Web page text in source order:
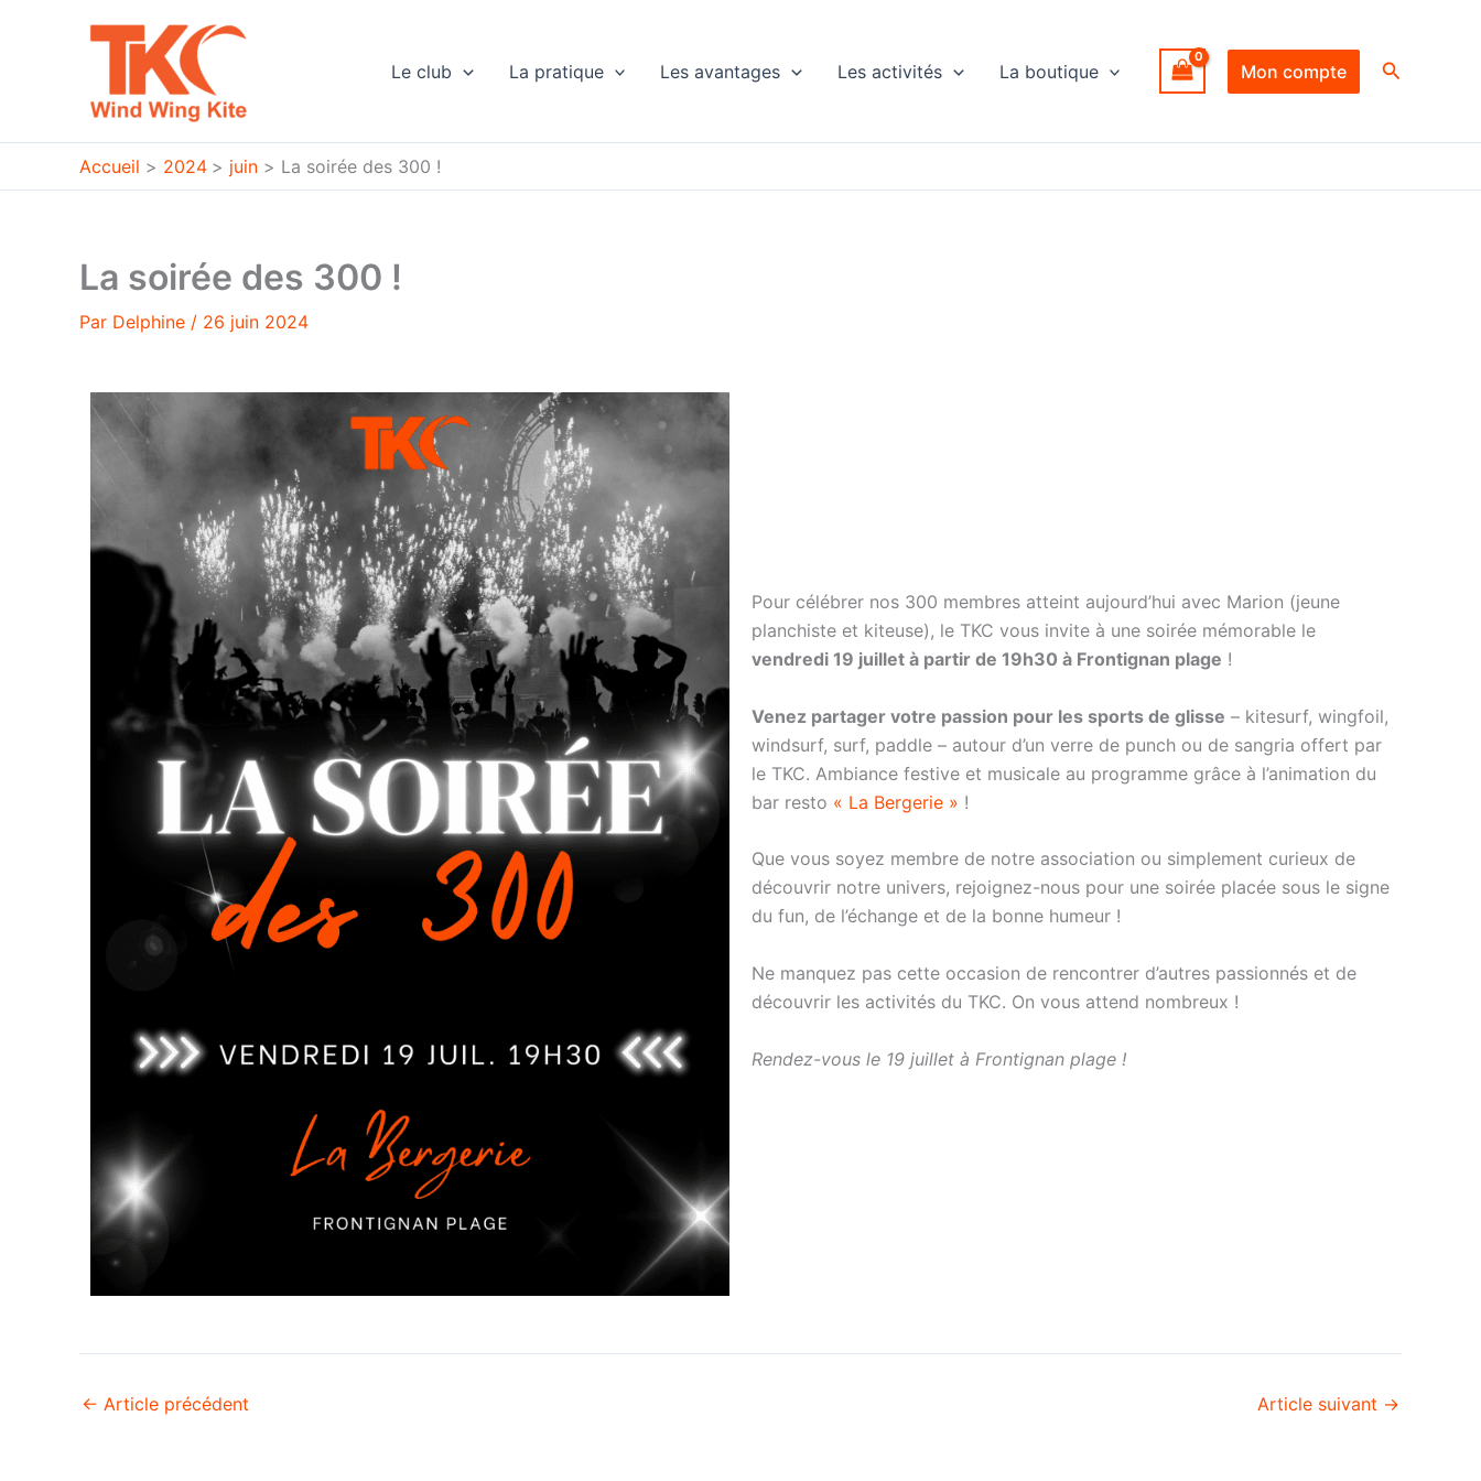
Le club La pratique Les avantages Les activités La boutique Mon compte
Accueil 2024 juin La soirée des 300 !
La soirée des 300 !
Par Delphine / 26 juin 2024
Pour célébrer nos 300 membres atteint aujourd’hui avec Marion (jeune
planchiste et kiteuse), le TKC vous invite à une soirée mémorable le
vendredi 19 juillet à partir de 19h30 à Frontignan plage !
Venez partager votre passion pour les sports de glisse – kitesurf, wingfoil,
windsurf, surf, paddle – autour d’un verre de punch ou de sangria offert par
le TKC. Ambiance festive et musicale au programme grâce à l’animation du
bar resto « La Bergerie » !
Que vous soyez membre de notre association ou simplement curieux de
découvrir notre univers, rejoignez-nous pour une soirée placée sous le signe
du fun, de l’échange et de la bonne humeur !
Ne manquez pas cette occasion de rencontrer d’autres passionnés et de
découvrir les activités du TKC. On vous attend nombreux !
Rendez-vous le 19 juillet à Frontignan plage !
← Article précédent Article suivant →